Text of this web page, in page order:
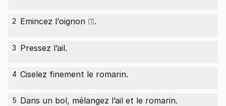
2 Emincez l’oignon (1).
3 Pressez l’ail.
4 Ciselez finement le romarin.
5 Dans un bol, mélangez l’ail et le romarin.